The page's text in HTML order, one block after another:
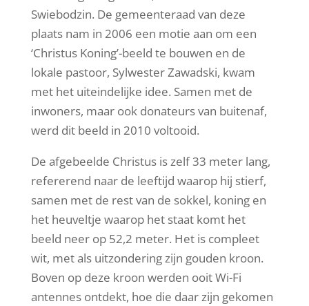
Swiebodzin. De gemeenteraad van deze
plaats nam in 2006 een motie aan om een
‘Christus Koning’-beeld te bouwen en de
lokale pastoor, Sylwester Zawadski, kwam
met het uiteindelijke idee. Samen met de
inwoners, maar ook donateurs van buitenaf,
werd dit beeld in 2010 voltooid.
De afgebeelde Christus is zelf 33 meter lang,
refererend naar de leeftijd waarop hij stierf,
samen met de rest van de sokkel, koning en
het heuveltje waarop het staat komt het
beeld neer op 52,2 meter. Het is compleet
wit, met als uitzondering zijn gouden kroon.
Boven op deze kroon werden ooit Wi-Fi
antennes ontdekt, hoe die daar zijn gekomen